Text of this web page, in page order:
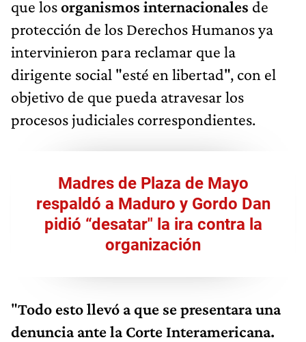
que losorganismos internacionales de
protección de los Derechos Humanos ya
intervinieron para reclamar que la
dirigente social "esté en libertad", con el
objetivo de que pueda atravesar los
procesos judiciales correspondientes.
Madres de Plaza de Mayo
respaldó a Maduro y Gordo Dan
pidió “desatar" la ira contra la
organización
"Todo esto llevó a que se presentara una
denuncia ante la Corte Interamericana.